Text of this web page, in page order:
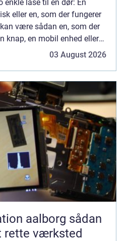
enkle låse til en dør: En
eller en, som der fungerer
være sådan en, som der
knap, en mobil enhed eller
et sted. Så er der den
03 August 2026
aalborg sådan
rette værksted